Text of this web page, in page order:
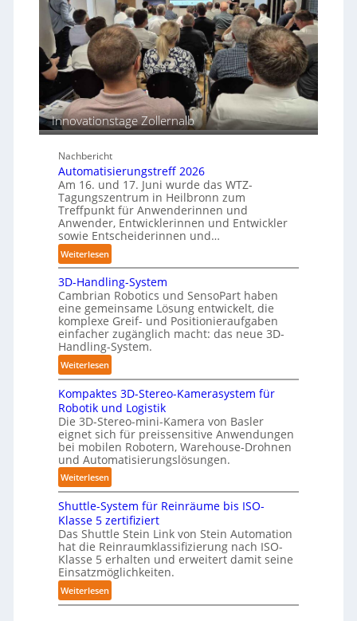
T
e
a
c
h
e
n
c
h
i
n
n
p
e
C
o
b
o
t
s
o
n
e
s
t
ä
n
d
i
g
e
P
o
y
m
e
r
l
a
g
e
r
f
ü
r
a
u
c
h
r
o
b
o
t
Innovationstage Zollernalb
Nachbericht
Automatisierungstreff 2026
Am 16. und 17. Juni wurde das WTZ-
Tagungszentrum in Heilbronn zum
Treffpunkt für Anwenderinnen und
Anwender, Entwicklerinnen und Entwickler
sowie Entscheiderinnen und…
Weiterlesen:
A
u
t
o
m
a
t
i
s
i
e
r
u
n
g
s
t
r
e
f
f
2
0
3D-Handling-System
Cambrian Robotics und SensoPart haben
eine gemeinsame Lösung entwickelt, die
komplexe Greif- und Positionieraufgaben
einfacher zugänglich macht: das neue 3D-
Handling-System.
Weiterlesen:
3
D
-
H
a
n
d
l
n
g
-
S
y
s
t
Kompaktes 3D-Stereo-Kamerasystem für
Robotik und Logistik
Die 3D-Stereo-mini-Kamera von Basler
eignet sich für preissensitive Anwendungen
bei mobilen Robotern, Warehouse-Drohnen
und Automatisierungslösungen.
Weiterlesen:
K
o
m
p
a
k
t
e
Shuttle-System für Reinräume bis ISO-
Klasse 5 zertifiziert
Das Shuttle Stein Link von Stein Automation
hat die Reinraumklassifizierung nach ISO-
Klasse 5 erhalten und erweitert damit seine
Einsatzmöglichkeiten.
Weiterlesen:
S